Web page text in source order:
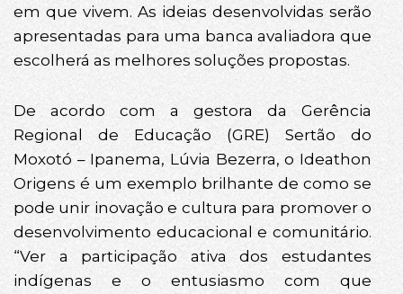
em que vivem. As ideias desenvolvidas serão
apresentadas para uma banca avaliadora que
escolherá as melhores soluções propostas.
De acordo com a gestora da Gerência
Regional de Educação (GRE) Sertão do
Moxotó – Ipanema, Lúvia Bezerra, o Ideathon
Origens é um exemplo brilhante de como se
pode unir inovação e cultura para promover o
desenvolvimento educacional e comunitário.
“Ver a participação ativa dos estudantes
indígenas e o entusiasmo com que